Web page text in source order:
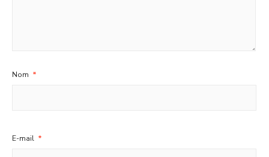
Nom *
E-mail *